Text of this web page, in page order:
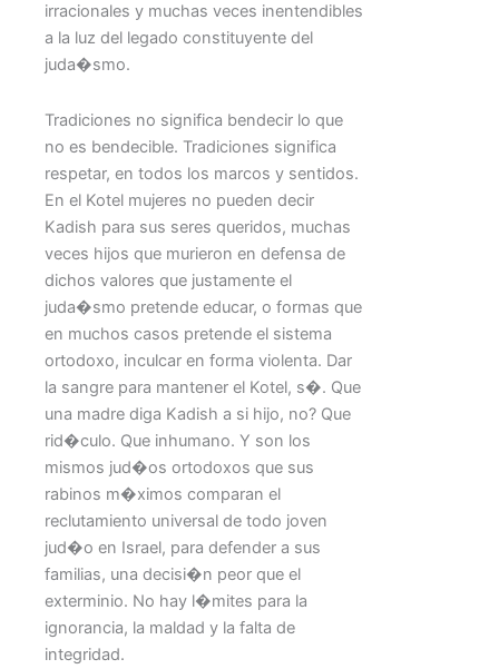
irracionales y muchas veces inentendibles
a la luz del legado constituyente del
juda�smo.
Tradiciones no significa bendecir lo que
no es bendecible. Tradiciones significa
respetar, en todos los marcos y sentidos.
En el Kotel mujeres no pueden decir
Kadish para sus seres queridos, muchas
veces hijos que murieron en defensa de
dichos valores que justamente el
juda�smo pretende educar, o formas que
en muchos casos pretende el sistema
ortodoxo, inculcar en forma violenta. Dar
la sangre para mantener el Kotel, s�. Que
una madre diga Kadish a si hijo, no? Que
rid�culo. Que inhumano. Y son los
mismos jud�os ortodoxos que sus
rabinos m�ximos comparan el
reclutamiento universal de todo joven
jud�o en Israel, para defender a sus
familias, una decisi�n peor que el
exterminio. No hay l�mites para la
ignorancia, la maldad y la falta de
integridad.